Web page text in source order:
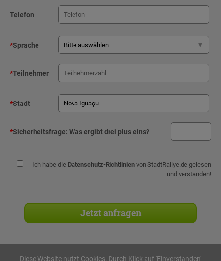
Telefon
*Sprache
*Teilnehmer
*Stadt
*Sicherheitsfrage: Was ergibt drei plus eins?
Ich habe die Datenschutz-Richtlinien von StadtRallye.de gelesen
und verstanden!
Diese Website nutzt Cookies. Durch Klick auf 'Einverstanden'